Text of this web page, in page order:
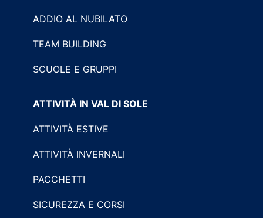
ADDIO AL NUBILATO
TEAM BUILDING
SCUOLE E GRUPPI
ATTIVITÀ IN VAL DI SOLE
ATTIVITÀ ESTIVE
ATTIVITÀ INVERNALI
PACCHETTI
SICUREZZA E CORSI